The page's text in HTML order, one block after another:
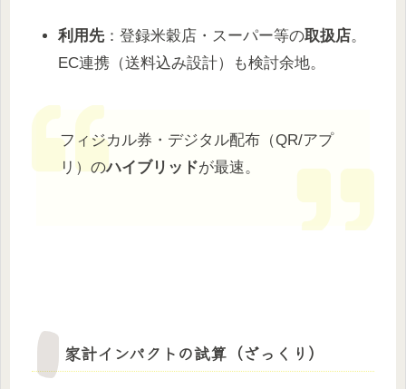
利用先：登録米穀店・スーパー等の取扱店。
EC連携（送料込み設計）も検討余地。
フィジカル券・デジタル配布（QR/アプ
リ）のハイブリッドが最速。
家計インパクトの試算（ざっくり）